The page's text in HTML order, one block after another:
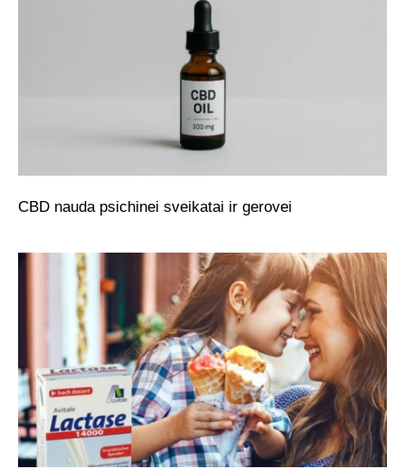
CBD nauda psichinei sveikatai ir gerovei